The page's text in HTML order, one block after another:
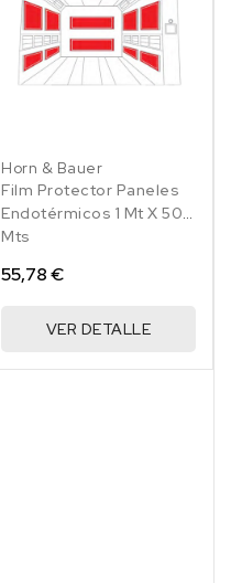
Horn & Bauer
Film Protector Paneles
Endotérmicos 1 Mt X 50
Mts
55,78 €
VER DETALLE